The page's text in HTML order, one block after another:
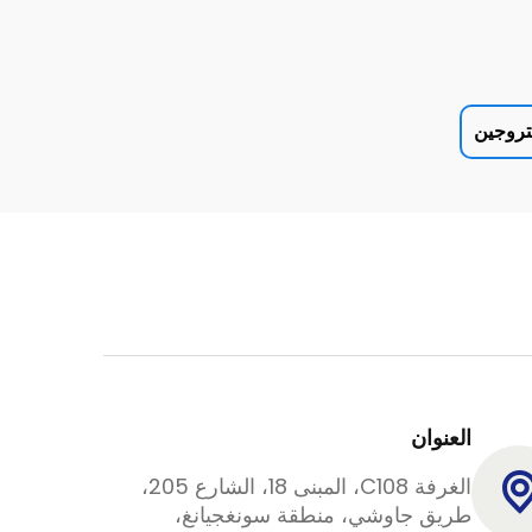
العنوان
الغرفة C108، المبنى 18، الشارع 205،
طريق جاوشي، منطقة سونغجيانغ،